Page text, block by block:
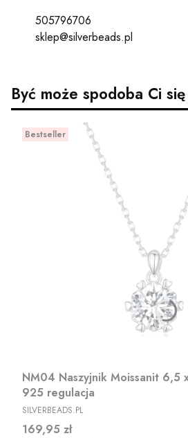
505796706
sklep@silverbeads.pl
Być może spodoba Ci
Bestseller
NM04 Naszyjnik Moissanit 6,5
925 regulacja
PRODUCENT
SILVERBEADS.PL
Cena
169,95 zł